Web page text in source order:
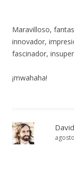
Maravilloso,
innovador,
fascinador,
¡mwahaha!